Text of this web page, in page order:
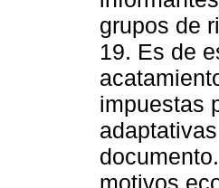
grupos de
19. Es de
impuestas